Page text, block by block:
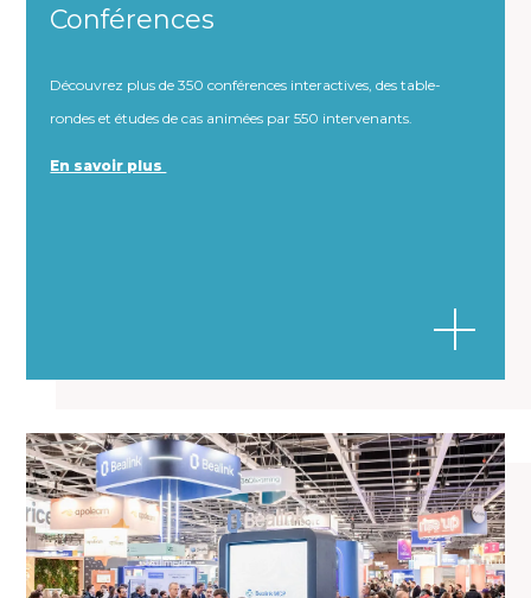
Conférences
Découvrez plus de 350 conférences interactives, des table-
rondes et études de cas animées par 550 intervenants.
En savoir plus